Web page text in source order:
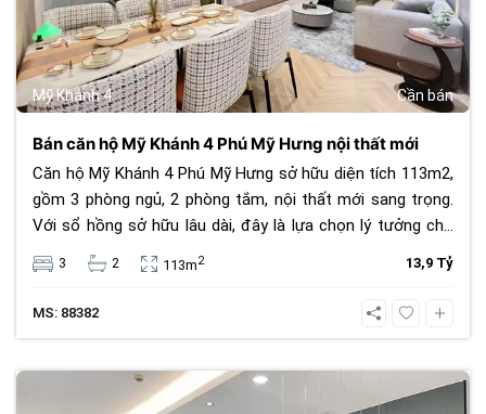
Mỹ Khánh 4 Cần bán
Bán căn hộ Mỹ Khánh 4 Phú Mỹ Hưng nội thất mới
Căn hộ Mỹ Khánh 4 Phú Mỹ Hưng sở hữu diện tích 113m2,
gồm 3 phòng ngủ, 2 phòng tắm, nội thất mới sang trọng.
Với sổ hồng sở hữu lâu dài, đây là lựa chọn lý tưởng cho
an cư và đầu tư. Giá bán 13.9 tỷ đồng, vị trí trung tâm, tiện
ích đầy đủ.
3 2 113m2 13,9 Tỷ
MS: 88382
611